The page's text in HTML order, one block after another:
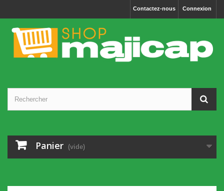
Connexion
Contactez-nous
Panier (vide)